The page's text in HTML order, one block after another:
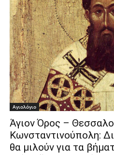
Αγιολόγιο
Άγιον Όρος –
Κωνσταντινούπολη:
θα μιλούν για τα